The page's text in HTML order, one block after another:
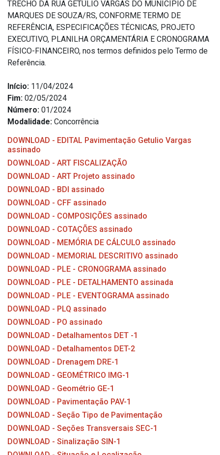
TRECHO DA RUA GETÚLIO VARGAS DO MUNICÍPIO DE
MARQUES DE SOUZA/RS, CONFORME TERMO DE
REFERÊNCIA, ESPECIFICAÇÕES TÉCNICAS, PROJETO
EXECUTIVO, PLANILHA ORÇAMENTÁRIA E CRONOGRAMA
FÍSICO-FINANCEIRO, nos termos definidos pelo Termo de
Referência.
Início: 11/04/2024
Fim: 02/05/2024
Número: 01/2024
Modalidade: Concorrência
DOWNLOAD - EDITAL Pavimentação Getulio Vargas
assinado
DOWNLOAD - ART FISCALIZAÇÃO
DOWNLOAD - ART Projeto assinado
DOWNLOAD - BDI assinado
DOWNLOAD - CFF assinado
DOWNLOAD - COMPOSIÇÕES assinado
DOWNLOAD - COTAÇÕES assinado
DOWNLOAD - MEMÓRIA DE CÁLCULO assinado
DOWNLOAD - MEMORIAL DESCRITIVO assinado
DOWNLOAD - PLE - CRONOGRAMA assinado
DOWNLOAD - PLE - DETALHAMENTO assinada
DOWNLOAD - PLE - EVENTOGRAMA assinado
DOWNLOAD - PLQ assinado
DOWNLOAD - PO assinado
DOWNLOAD - Detalhamentos DET -1
DOWNLOAD - Detalhamentos DET-2
DOWNLOAD - Drenagem DRE-1
DOWNLOAD - GEOMÉTRICO IMG-1
DOWNLOAD - Geométrio GE-1
DOWNLOAD - Pavimentação PAV-1
DOWNLOAD - Seção Tipo de Pavimentação
DOWNLOAD - Seções Transversais SEC-1
DOWNLOAD - Sinalização SIN-1